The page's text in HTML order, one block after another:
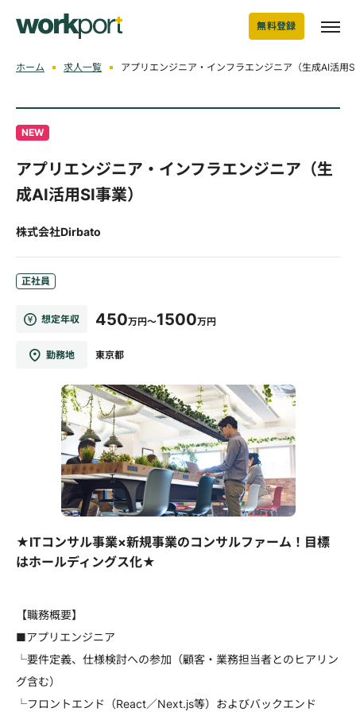
無料登録
ホーム 求人一覧 アプリエンジニア・インフラエンジニア（生成AI活用
NEW
アプリエンジニア・インフラエンジニア（生
成AI活用SI事業）
株式会社Dirbato
正社員
想定年収 450万円～1500万円
勤務地 東京都
★ITコンサル事業×新規事業のコンサルファーム！目標
はホールディングス化★
【職務概要】
■アプリエンジニア
└要件定義、仕様検討への参加（顧客・業務担当者とのヒアリン
グ含む）
└フロントエンド（React／Next.js等）およびバックエンド